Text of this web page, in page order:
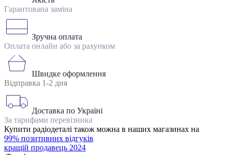
Гарантована заміна
Зручна оплата
Оплата онлайн або за рахунком
Швидке оформлення
Відправка 1-2 дня
Доставка по Україні
За тарифами перевізника
Купити радіодеталі також можна в наших магазинах на
99% позитивних відгуків
кращій продавець 2024